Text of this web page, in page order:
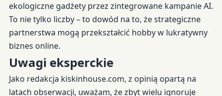
ekologiczne gadżety przez zintegrowane kampanie AI.
To nie tylko liczby – to dowód na to, że strategiczne
partnerstwa mogą przekształcić hobby w lukratywny
biznes online.
Uwagi eksperckie
Jako redakcja kiskinhouse.com, z opinią opartą na
latach obserwacji, uważam, że zbyt wielu ignoruje